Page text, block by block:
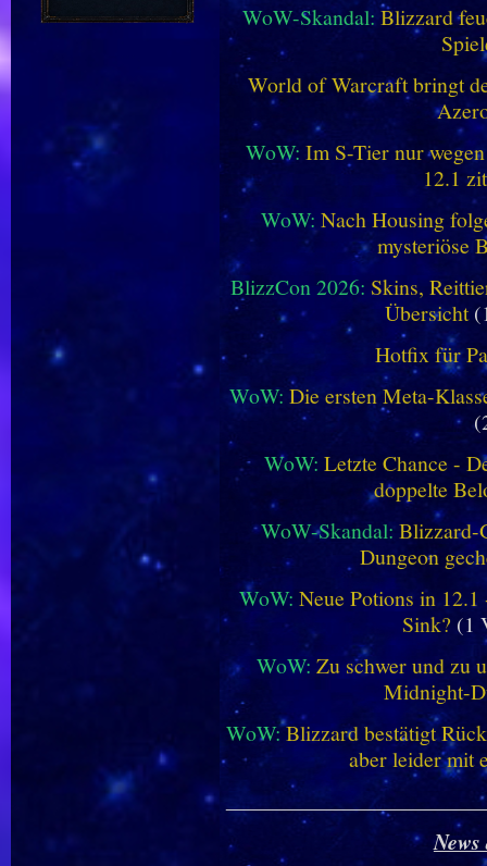
WoW-Skandal: Blizzard
World of Warcraft bringt
WoW: Im S-Tier nur
12.1
WoW: Nach Housing
mysteriöse
BlizzCon 2026: Skins,
Übersicht
Hotfix für
WoW: Die ersten Meta-
WoW: Letzte Chance -
doppelte
WoW-Skandal: Blizzard-
Dungeon
WoW:Neue Potions in
Sink? (1
WoW: Zu schwer und zu
Midnight-
WoW:Blizzard bestätigt
aber leider mit